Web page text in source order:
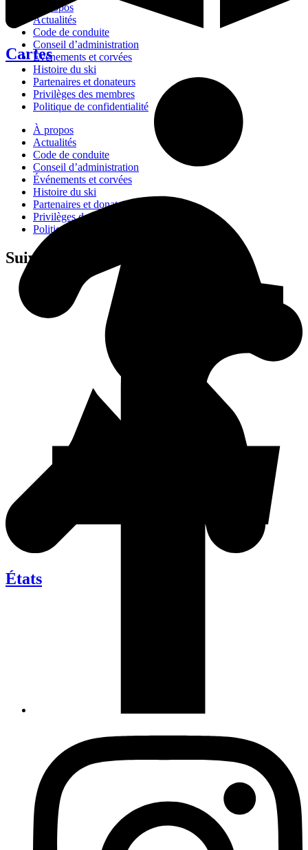
Cartes
États
À propos
Actualités
Code de conduite
Conseil d’administration
Événements et corvées
Histoire du ski
Partenaires et donateurs
Privilèges des membres
Politique de confidentialité
À propos
Actualités
Code de conduite
Conseil d’administration
Événements et corvées
Histoire du ski
Partenaires et donateurs
Privilèges des membres
Politique de confidentialité
Suivez-nous